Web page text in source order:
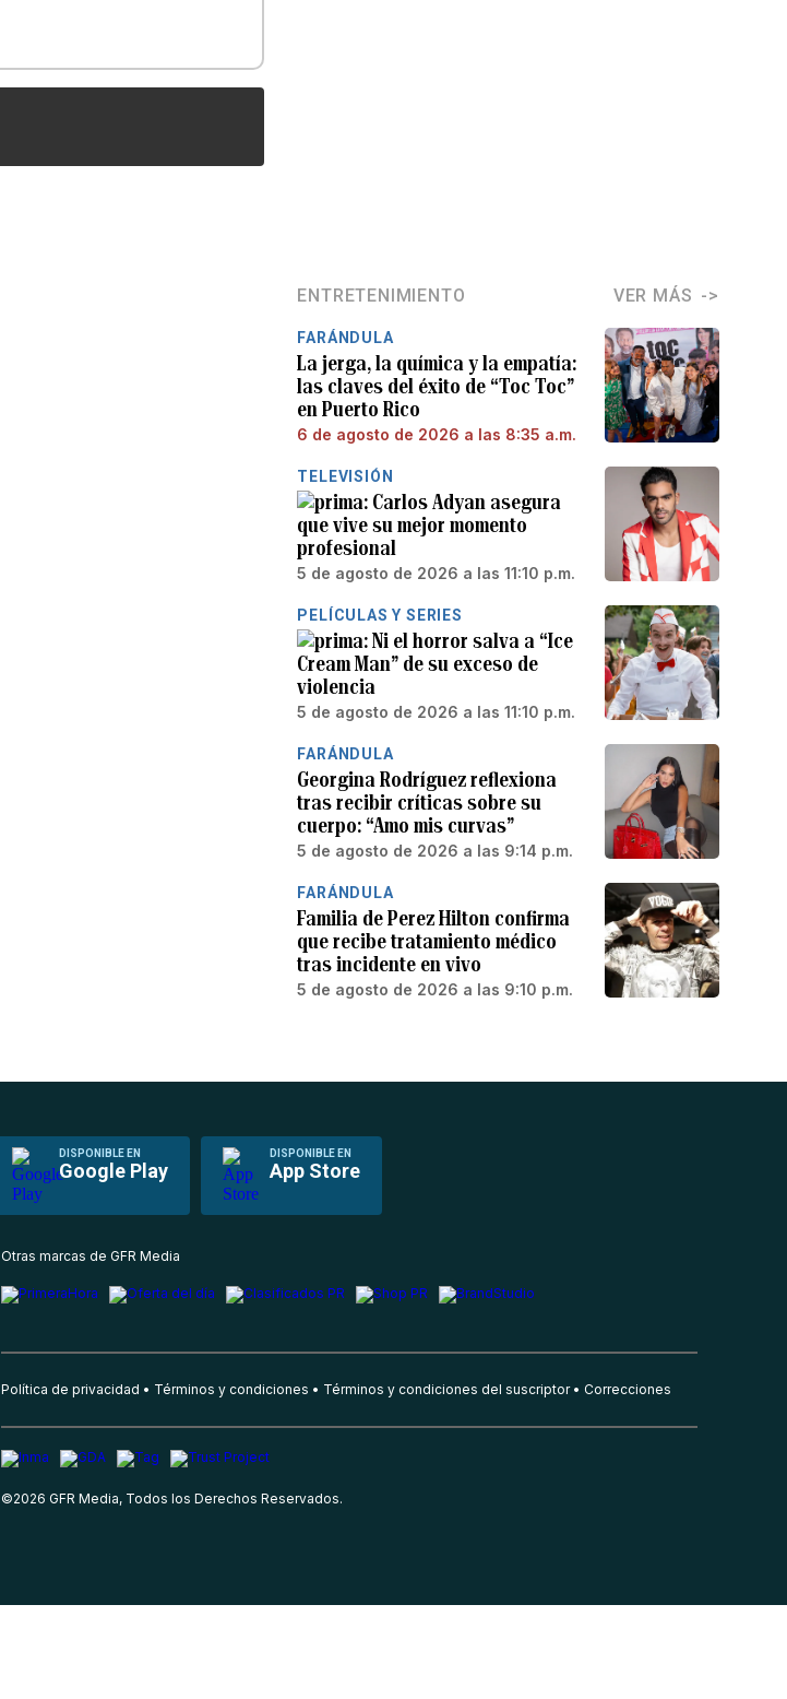
ENTRETENIMIENTO VER MÁS
FARÁNDULA
La jerga, la química y la empatía:
las claves del éxito de “Toc Toc”
en Puerto Rico
6 de agosto de 2026 a las 8:35 a.m.
TELEVISIÓN
Carlos Adyan asegura
que vive su mejor momento
profesional
5 de agosto de 2026 a las 11:10 p.m.
PELÍCULAS Y SERIES
Ni el horror salva a “Ice
Cream Man” de su exceso de
violencia
5 de agosto de 2026 a las 11:10 p.m.
FARÁNDULA
Georgina Rodríguez reflexiona
tras recibir críticas sobre su
cuerpo: “Amo mis curvas”
5 de agosto de 2026 a las 9:14 p.m.
FARÁNDULA
Familia de Perez Hilton confirma
que recibe tratamiento médico
tras incidente en vivo
5 de agosto de 2026 a las 9:10 p.m.
DISPONIBLE EN
Google Play
DISPONIBLE EN
App Store
Otras marcas de GFR Media
Política de privacidad Términos y condiciones Términos y condiciones del suscriptor Correcciones
©2026 GFR Media, Todos los Derechos Reservados.